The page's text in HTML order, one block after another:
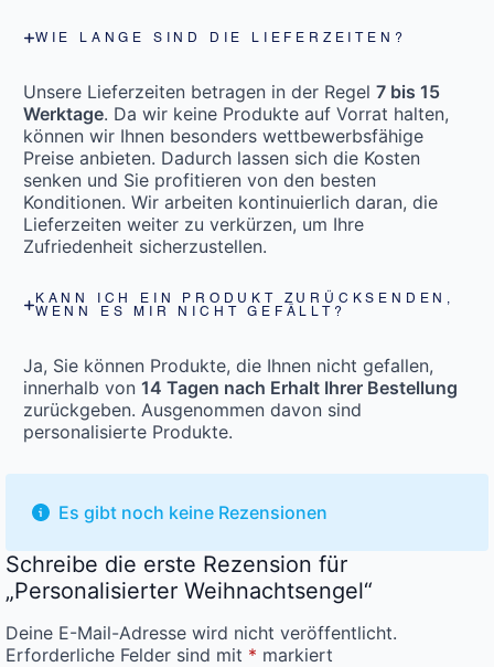
WIE LANGE SIND DIE LIEFERZEITEN?
Unsere Lieferzeiten betragen in der Regel 7 bis 15
Werktage. Da wir keine Produkte auf Vorrat halten,
können wir Ihnen besonders wettbewerbsfähige
Preise anbieten. Dadurch lassen sich die Kosten
senken und Sie profitieren von den besten
Konditionen. Wir arbeiten kontinuierlich daran, die
Lieferzeiten weiter zu verkürzen, um Ihre
Zufriedenheit sicherzustellen.
KANN ICH EIN PRODUKT ZURÜCKSENDEN,
WENN ES MIR NICHT GEFÄLLT?
Ja, Sie können Produkte, die Ihnen nicht gefallen,
innerhalb von 14 Tagen nach Erhalt Ihrer Bestellung
zurückgeben. Ausgenommen davon sind
personalisierte Produkte.
Es gibt noch keine Rezensionen
Schreibe die erste Rezension für
„Personalisierter Weihnachtsengel“
Deine E-Mail-Adresse wird nicht veröffentlicht.
Erforderliche Felder sind mit * markiert